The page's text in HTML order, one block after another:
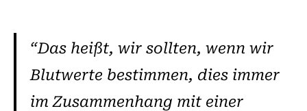
“Das heißt, wir sollten, wenn wir
Blutwerte bestimmen, dies immer
im Zusammenhang mit einer